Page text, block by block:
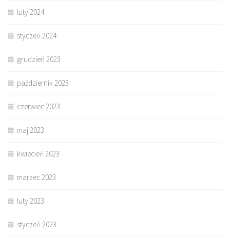
luty 2024
styczeń 2024
grudzień 2023
październik 2023
czerwiec 2023
maj 2023
kwiecień 2023
marzec 2023
luty 2023
styczeń 2023